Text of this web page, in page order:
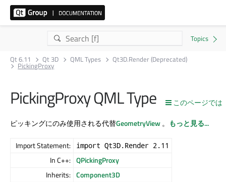
Qt 6.11 Qt 3D QML Types Qt3D.Render (Deprecated)
PickingProxy
このページでは
PickingProxy QML Type
ピッキングにのみ使用される代替GeometryView。 もっと見る...
Import Statement: import Qt3D.Render 2.11
In C++: QPickingProxy
Inherits: Component3D